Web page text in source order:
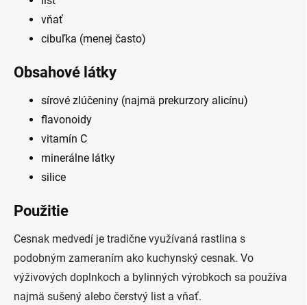
vňať
cibuľka (menej často)
Obsahové látky
sírové zlúčeniny (najmä prekurzory alicínu)
flavonoidy
vitamín C
minerálne látky
silice
Použitie
Cesnak medvedí je tradične využívaná rastlina s
podobným zameraním ako kuchynský cesnak. Vo
výživových doplnkoch a bylinných výrobkoch sa používa
najmä sušený alebo čerstvý list a vňať.